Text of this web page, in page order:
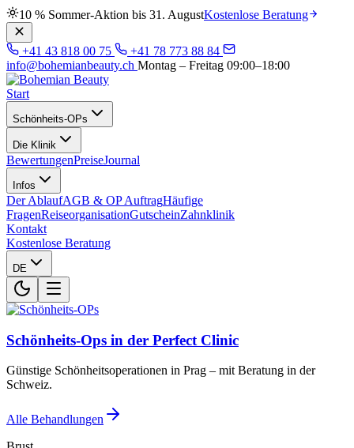
10 % Sommer-Aktion bis 31. AugustKostenlose Beratung
+41 43 818 00 75
+41 78 773 88 84
info@bohemianbeauty.ch Montag – Freitag 09:00–18:00
Start
Schönheits-OPs
Die Klinik
BewertungenPreiseJournal
Infos
Der AblaufAGB & OP AuftragHäufige
FragenReiseorganisationGutscheinZahnklinik
Kontakt
Kostenlose Beratung
DE
Schönheits-Ops in der Perfect Clinic
Günstige Schönheitsoperationen in Prag – mit Beratung in der
Schweiz.
Alle Behandlungen